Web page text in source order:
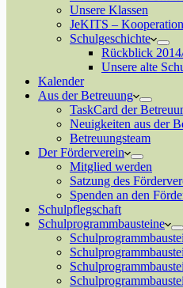
Unsere Klassen
JeKITS –
Schulgeschichte
Rückblick
Unsere alte
Kalender
Aus der Betreuung
TaskCard der
Neuigkeiten aus der
Betreuungsteam
Der Förderverein
Mitglied werden
Satzung des
Spenden an den
Schulpflegschaft
Schulprogrammbausteine